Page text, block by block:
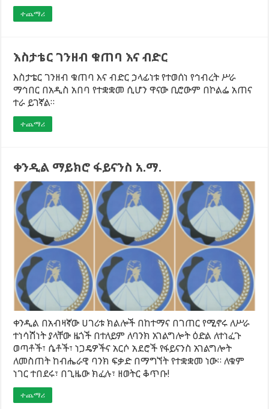
ተጨማሪ
እስታቴር ገንዘብ ቁጠባ እና ብድር
እስታቴር ገንዘብ ቁጠባ እና ብድር ኃላፊነቱ የተወሰነ የኅብረት ሥራ
ማኅበር በአዲስ አበባ የተቋቋመ ሲሆን ዋናው ቢሮውም በኮልፌ አጠና
ተራ ይገኛል።
ተጨማሪ
ቀንዲል ማይክሮ ፋይናንስ አ.ማ.
ቀንዲል በአብዛኛው ሀገሪቱ ክልሎች በከተማና በገጠር የሚኖሩ ለሥራ
ተነሳሽነት ያላቸው ዜጎች በተለይም ለባንክ አገልግሎት ዕድል ለተነፈጉ
ወጣቶች፣ ሴቶች፣ ነጋዴዎችና አርሶ አደሮች የፋይናንስ አገልግሎት
ለመስጠት ከብሔራዊ ባንክ ፍቃድ በማግኘት የተቋቋመ ነው። ለቁም
ነገር ተበደሩ፣ በጊዜው ክፈሉ፣ ዘወትር ቆጥቡ!
ተጨማሪ